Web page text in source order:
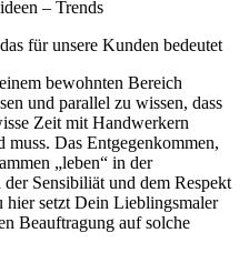
– Trends
für unsere Kunden bedeutet
bewohnten Bereich
und parallel zu wissen, dass
Zeit mit Handwerkern
Das Entgegenkommen,
„leben“ in der
Sensibiliät und dem Respekt
hier setzt Dein Lieblingsmaler
Beauftragung auf solche